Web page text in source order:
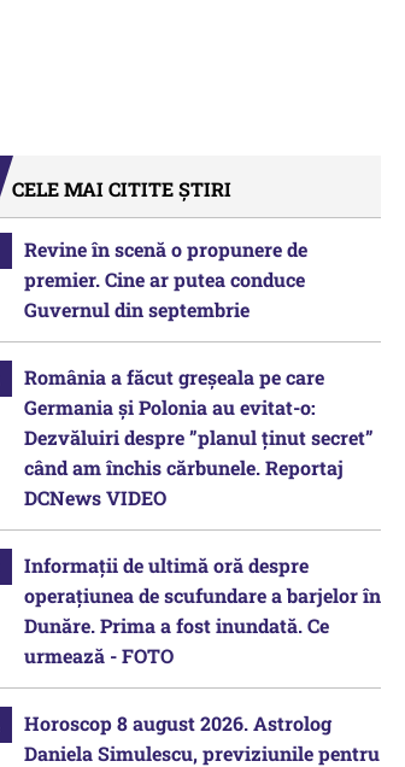
CELE MAI CITITE ȘTIRI
Revine în scenă o propunere de
premier. Cine ar putea conduce
Guvernul din septembrie
România a făcut greșeala pe care
Germania și Polonia au evitat-o:
Dezvăluiri despre ”planul ținut secret”
când am închis cărbunele. Reportaj
DCNews VIDEO
Informații de ultimă oră despre
operațiunea de scufundare a barjelor în
Dunăre. Prima a fost inundată. Ce
urmează - FOTO
Horoscop 8 august 2026. Astrolog
Daniela Simulescu, previziunile pentru